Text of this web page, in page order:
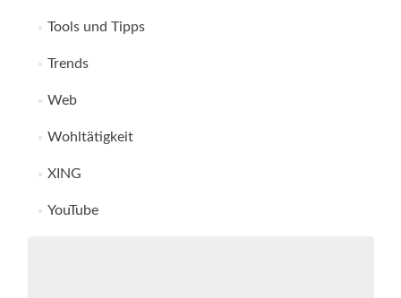
Tools und Tipps
Trends
Web
Wohltätigkeit
XING
YouTube